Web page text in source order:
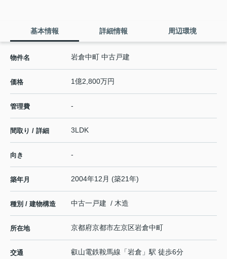
基本情報 詳細情報 周辺環境
物件名 岩倉中町 中古戸建
価格 1億2,800万円
管理費 -
間取り / 詳細 3LDK
向き -
築年月 2004年12月 (築21年)
種別 / 建物構造 中古一戸建 / 木造
所在地 京都府京都市左京区岩倉中町
交通 叡山電鉄鞍馬線 「岩倉 」駅 徒歩6分